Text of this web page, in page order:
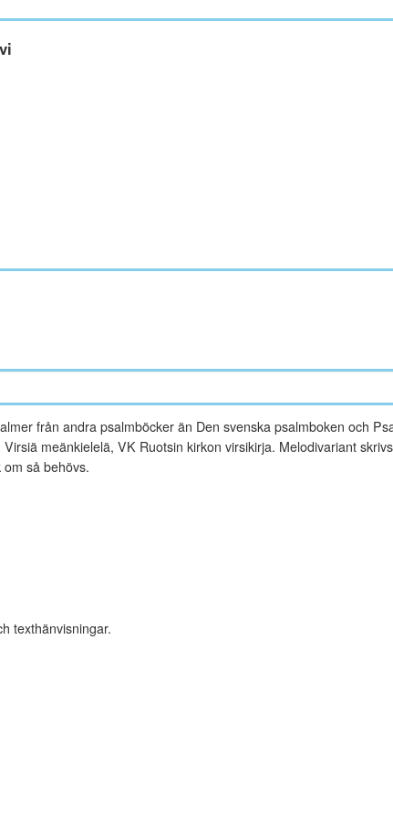
från andra psalmböcker än Den svenska psalmboken och
meänkielelä, VK Ruotsin kirkon virsikirja. Melodivariant
så behövs.
texthänvisningar.